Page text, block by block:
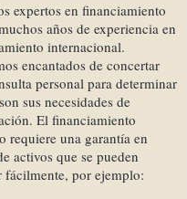
expertos en financiamiento
años de experiencia en
internacional.
encantados de concertar
personal para determinar
sus necesidades de
El financiamiento
requiere una garantía en
activos que se pueden
fácilmente, por ejemplo: